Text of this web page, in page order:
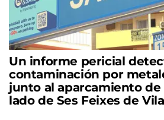
Un informe pericial
contaminación por
junto al aparcamiento de
lado de Ses Feixes de Vila